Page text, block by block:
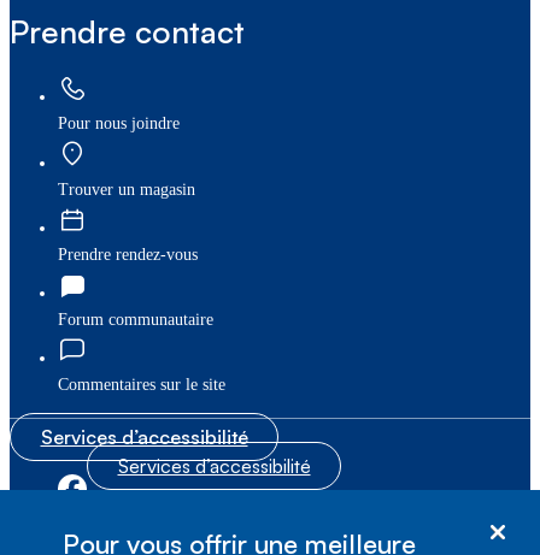
Prendre contact
Pour nous joindre
Trouver un magasin
Prendre rendez-vous
Forum communautaire
Commentaires sur le site
Services d’accessibilité
Services d’accessibilité
Pour vous offrir une meilleure